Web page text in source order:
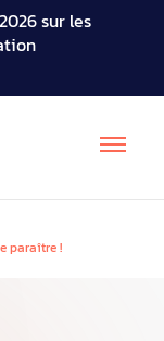
sur les
paraître !